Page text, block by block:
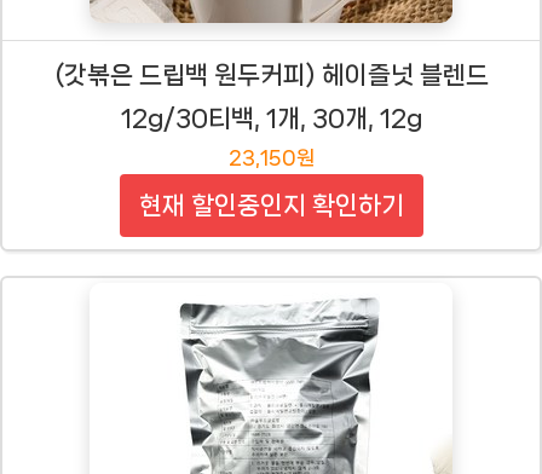
(갓볶은 드립백 원두커피) 헤이즐넛 블렌드
12g/30티백, 1개, 30개, 12g
23,150원
현재 할인중인지 확인하기